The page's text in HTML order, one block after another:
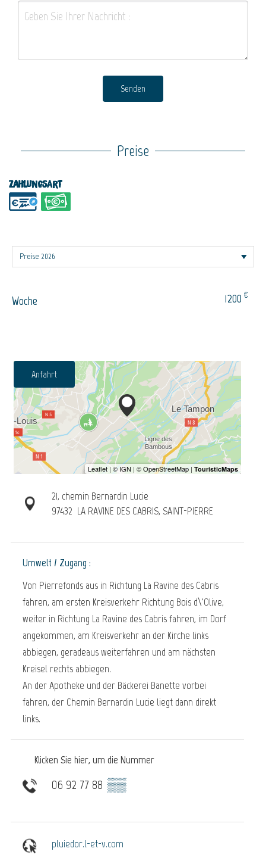
Senden
Preise
Zahlungsart
Woche 1200 €
Anfahrt
21, chemin Bernardin Lucie
97432 LA RAVINE DES CABRIS, SAINT-PIERRE
Umwelt / Zugang :
Von Pierrefonds aus in Richtung La Ravine des Cabris
fahren, am ersten Kreisverkehr Richtung Bois d\'Olive,
weiter in Richtung La Ravine des Cabris fahren, im Dorf
angekommen, am Kreisverkehr an der Kirche links
abbiegen, geradeaus weiterfahren und am nächsten
Kreisel rechts abbiegen.
An der Apotheke und der Bäckerei Banette vorbei
fahren, der Chemin Bernardin Lucie liegt dann direkt
links.
Klicken Sie hier, um die Nummer
06 92 77 88 ▒▒
pluiedor.l-et-v.com